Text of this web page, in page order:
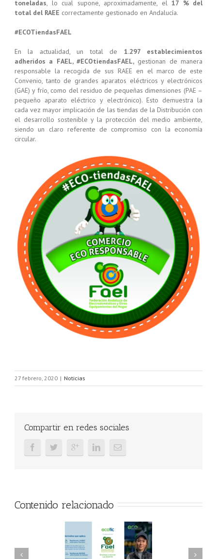
toneladas , lo cual supone, aproximadamente, el 17 % del
total del RAEE correctamente gestionado en Andalucía.
#ECOTiendasFAEL
En la actualidad, un total de 1.297 establecimientos
adheridos a FAEL, #ECOtiendasFAEL, gestionan de manera
responsable la recogida de sus RAEE en el marco de este
Convenio, tanto de grandes aparatos eléctricos y electrónicos
(GAE) y frío, como del residuo de pequeñas dimensiones (PAE –
pequeño aparato eléctrico y electrónico). Esto demuestra la
cada vez mayor implicación de las tiendas de la Distribución con
el desarrollo sostenible y la protección del medio ambiente,
siendo un claro referente de compromiso con la economía
circular.
27 febrero, 2020 | Noticias
Compartir en redes sociales
Contenido relacionado
AAEL y
FAEL, Ecoasimelec y